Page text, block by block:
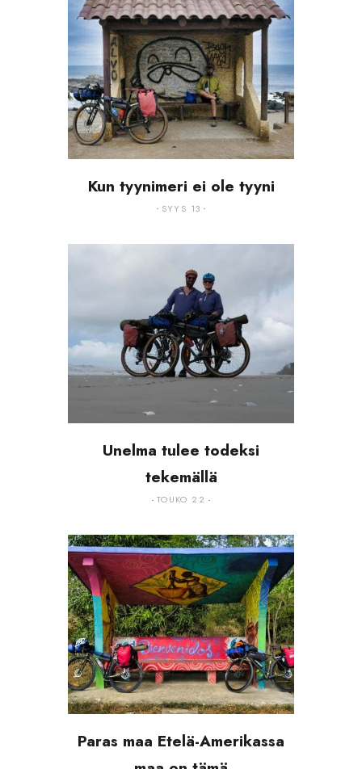
Kun tyynimeri ei ole tyyni
SYYS 13
Unelma tulee todeksi
tekemällä
TOUKO 22
Paras maa Etelä-Amerikassa